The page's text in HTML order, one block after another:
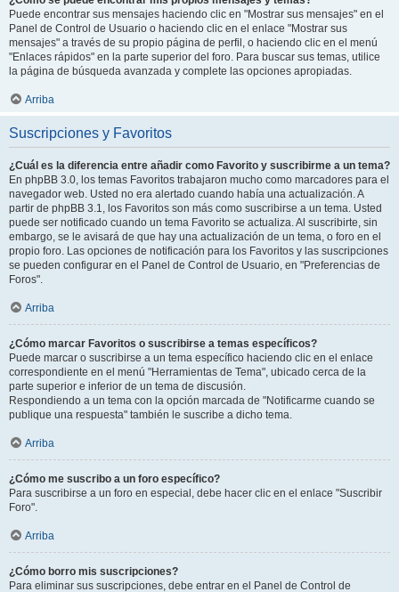
Puede encontrar sus mensajes haciendo clic en "Mostrar sus mensajes" en el
Panel de Control de Usuario o haciendo clic en el enlace "Mostrar sus
mensajes" a través de su propio página de perfil, o haciendo clic en el menú
"Enlaces rápidos" en la parte superior del foro. Para buscar sus temas, utilice
la página de búsqueda avanzada y complete las opciones apropiadas.
Arriba
Suscripciones y Favoritos
¿Cuál es la diferencia entre añadir como Favorito y suscribirme a un tema?
En phpBB 3.0, los temas Favoritos trabajaron mucho como marcadores para el
navegador web. Usted no era alertado cuando había una actualización. A
partir de phpBB 3.1, los Favoritos son más como suscribirse a un tema. Usted
puede ser notificado cuando un tema Favorito se actualiza. Al suscribirte, sin
embargo, se le avisará de que hay una actualización de un tema, o foro en el
propio foro. Las opciones de notificación para los Favoritos y las suscripciones
se pueden configurar en el Panel de Control de Usuario, en "Preferencias de
Foros".
Arriba
¿Cómo marcar Favoritos o suscribirse a temas específicos?
Puede marcar o suscribirse a un tema específico haciendo clic en el enlace
correspondiente en el menú "Herramientas de Tema", ubicado cerca de la
parte superior e inferior de un tema de discusión.
Respondiendo a un tema con la opción marcada de "Notificarme cuando se
publique una respuesta" también le suscribe a dicho tema.
Arriba
¿Cómo me suscribo a un foro específico?
Para suscribirse a un foro en especial, debe hacer clic en el enlace "Suscribir
Foro".
Arriba
¿Cómo borro mis suscripciones?
Para eliminar sus suscripciones, debe entrar en el Panel de Control de